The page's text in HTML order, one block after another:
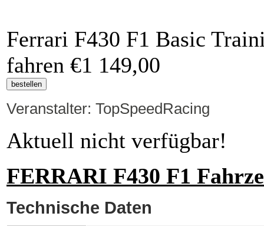
Ferrari F430 F1 Basic
fahren €1 149,00
Veranstalter: TopSpeedRacing
Aktuell nicht verfügbar!
FERRARI F430 F1
Technische Daten